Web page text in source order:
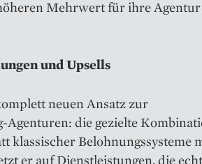
Mehrwert für ihre Agentur
und Upsells
neuen Ansatz zur
die gezielte
klassischer Belohnungssysteme
er auf Dienstleistungen, die